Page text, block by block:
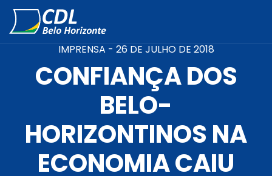
IMPRENSA - 26 DE JULHO DE 2018
CONFIANÇA DOS
BELO-
HORIZONTINOS NA
ECONOMIA CAIU